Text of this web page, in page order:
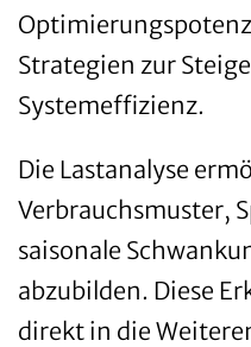
Strategien zur
Systemeffizienz.
Die Lastanalyse
Verbrauchsmuster,
saisonale
abzubilden. Diese
direkt in die